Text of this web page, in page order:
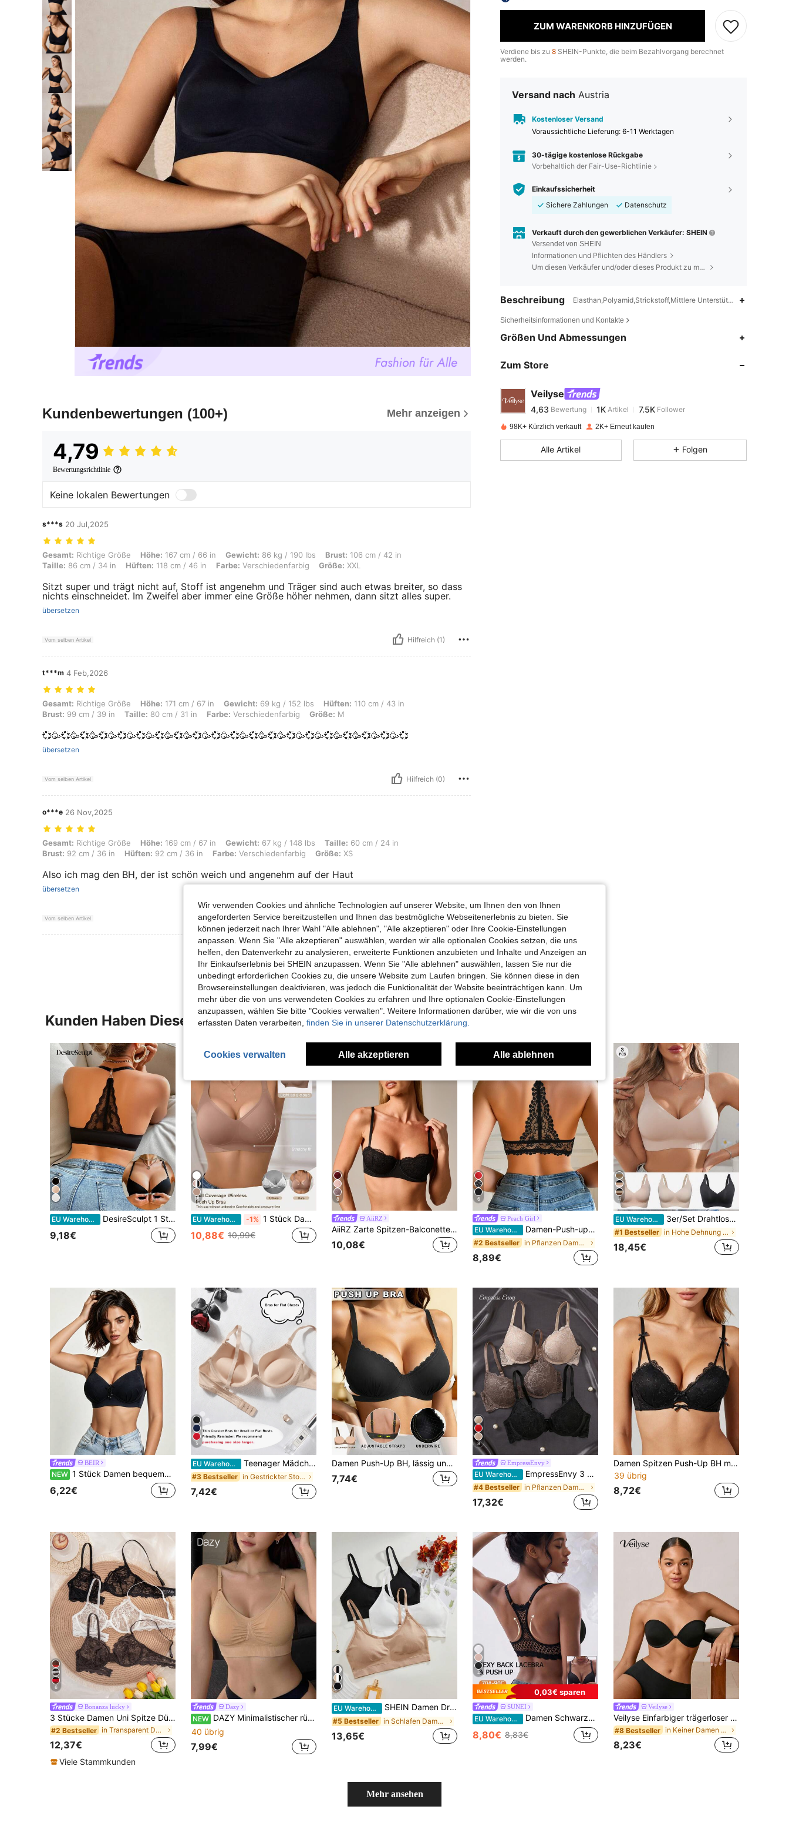
Kundenbewertungen (100+) Mehr anzeigen
4,79
Bewertungsrichtlinie
Keine lokalen Bewertungen
s***s 20 Jul,2025
Gesamt: Richtige Größe, Höhe: 167 cm / 66 in, Gewicht: 86 kg / 190 lbs, Brust: 106 cm / 42 in, Taille: 86 cm / 34 in, Hüften: 118 cm / 46 in, Farbe: Verschiedenfarbig, Größe: XXL
Gesamt: Richtige Größe Höhe: 167 cm / 66 in Gewicht: 86 kg / 190 lbs Brust: 106 cm / 42 in
Taille: 86 cm / 34 in Hüften: 118 cm / 46 in Farbe: Verschiedenfarbig Größe: XXL
Sitzt super und trägt nicht auf, Stoff ist angenehm und Träger sind auch etwas breiter, so dass
nichts einschneidet. Im Zweifel aber immer eine Größe höher nehmen, dann sitzt alles super.
übersetzen
Vom selben Artikel Hilfreich (1)
t***m 4 Feb,2026
Gesamt: Richtige Größe, Höhe: 171 cm / 67 in, Gewicht: 69 kg / 152 lbs, Hüften: 110 cm / 43 in, Brust: 99 cm / 39 in, Taille: 80 cm / 31 in, Farbe: Verschiedenfarbig, Größe: M
Gesamt: Richtige Größe Höhe: 171 cm / 67 in Gewicht: 69 kg / 152 lbs Hüften: 110 cm / 43 in
Brust: 99 cm / 39 in Taille: 80 cm / 31 in Farbe: Verschiedenfarbig Größe: M
💞🥳💞🥳💞🥳💞🥳💞🥳💞🥳💞🥳💞🥳💞🥳💞🥳💞🥳💞🥳💞🥳💞🥳💞🥳💞🥳💞🥳💞🥳💞🥳💞
übersetzen
Vom selben Artikel Hilfreich (0)
o***e 26 Nov,2025
Gesamt: Richtige Größe, Höhe: 169 cm / 67 in, Gewicht: 67 kg / 148 lbs, Taille: 60 cm / 24 in, Brust: 92 cm / 36 in, Hüften: 92 cm / 36 in, Farbe: Verschiedenfarbig, Größe: XS
Gesamt: Richtige Größe Höhe: 169 cm / 67 in Gewicht: 67 kg / 148 lbs Taille: 60 cm / 24 in
Brust: 92 cm / 36 in Hüften: 92 cm / 36 in Farbe: Verschiedenfarbig Größe: XS
Also ich mag den BH, der ist schön weich und angenehm auf der Haut
übersetzen
Vom selben Artikel Hilfreich (0)
Mehr Bewertungen Ansehen
ZUM WARENKORB HINZUFÜGEN
Verdiene bis zu 8 SHEIN-Punkte, die beim Bezahlvorgang berechnet
werden.
Versand nach Austria
Kostenloser Versand
Voraussichtliche Lieferung: 6-11 Werktagen
30-tägige kostenlose Rückgabe
Vorbehaltlich der Fair-Use-Richtlinie
Einkaufssicherheit
Sichere Zahlungen
Datenschutz
Verkauft durch den gewerblichen Verkäufer: SHEIN
Versendet von SHEIN
Informationen und Pflichten des Händlers
Um diesen Verkäufer und/oder dieses Produkt zu melden
Beschreibung Elasthan,Polyamid,Strickstoff,Mittlere Unterstützung
Sicherheitsinformationen und Kontakte
Größen Und Abmessungen
Zum Store
Veilyse
4,63
4,63Bewertung 1K
t***4bezahltVor 1 Tag
98K+ Kürzlich verkauft 2K+ Erneut kaufen
Alle Artikel Folgen
Kunden Haben Diese Artikel Auch Angeschaut
EU Warehouse DesireSculpt 1 Stück bequemer Frontverschluss-BH, hebt und stützt kleine Büste, minimiert Seitenwulst, verstellbar
9,18€
15
EU Warehouse -1% 1 Stück Damen minimalistischer, bequemer nahtloser Gelee-Gel-bügellos-BH mit abnehmbaren Pads
10,88€ 10,99€
8
AiiRZ
AiiRZ Zarte Spitzen-Balconette-BH mit Unterbügel-Unterstützung und dekorativem gezacktem Saum für eleganten Alltag
10,08€
6
Peach Girl
EU Warehouse Damen-Push-up-BH mit Vorderverschluss, Spitze und Bügel, schönes Rückendesign, atmungsaktiv & bequem, Lift & Push-up, geeignet für den täglichen Freizeitgebrauch, bequem & selbstbewusst
#2 Bestseller in Pflanzen Damen BHs & Bralettes
8,89€
4
EU Warehouse 3er/Set Drahtloser Jelly-BH, Bequem & Weich Damen Mode-BH, Alltagskleidung
#1 Bestseller in Hohe Dehnung Damen BHs & Bralettes
18,45€
BEIR
NEW 1 Stück Damen bequemes Schlaf-Set mit drahtfreiem weichem Cup, einfarbigem BH & Slip
6,22€
5
EU Warehouse Teenager Mädchen Studentin kleiner Büste Bügel-Push-Up-BH, einfarbiger minimalistischer Alltags-BH, weiche dicke gepolsterte Cups, bequeme atmungsaktive sexy Dessous, Empfehlung eine Nummer größer bestellen, Schulanfang
#3 Bestseller in Gestrickter Stoff Damen BHs & Bralettes
7,42€
Damen Push-Up BH, lässig und bequem, schwarze Spitzenwäsche, mit Bügel, sexy Damenunterwäsche, rückenfrei, verstellbare Träger, nahtlos, atmungsaktiv, für den täglichen Gebrauch
7,74€
8
EmpressEnvy
EU Warehouse EmpressEnvy 3 Stücke/Set Damen Unterbügel-BHs mit Spitze, sexy & bequem mit Lift und Halt
#4 Bestseller in Pflanzen Damen BHs & Bralettes
17,32€
Damen Spitzen Push-Up BH mit Schleifendetail, sexy tiefer V-Ausschnitt Bügel BH, geeignet für kleine Oberweite, Blumenmuster Spitzen Alltag Unterwäsche BH
39 übrig
8,72€
6
Bonanza lucky
3 Stücke Damen Uni Spitze Dünnschalen Unterstützendes BH Set
#2 Bestseller in Transparent Damen BHs & Bralettes
12,37€
Viele Stammkunden
Dazy
NEW DAZY Minimalistischer rückenfreier BH mit verstellbaren Spaghetti-Trägern und Kreuzrücken, leichter Push-up Damen-Wäsche
40 übrig
7,99€
EU Warehouse SHEIN Damen Drahtloser Bh In Einfarbigen Design (3 Stück / Set)
#5 Bestseller in Schlafen Damen BHs & Bralettes
13,65€
4
0,03€ sparen
SUNEI
EU Warehouse Damen Schwarzer Spitzen-Frontverschluss-BH - Sexy Camisole-Stil mit Lift-Up-Design
8,80€ 8,83€
Veilyse
Veilyse Einfarbiger trägerloser Bandeau-BH, BC-Körbchen, Lift & Enhance rückenfreier unsichtbarer BH für den Sommer
#8 Bestseller in Keiner Damen BHs & Bralettes
8,23€
Mehr ansehen
Wir verwenden Cookies und ähnliche Technologien auf unserer Website, um Ihnen den von Ihnen
angeforderten Service bereitzustellen und Ihnen das bestmögliche Webseitenerlebnis zu bieten. Sie
können jederzeit nach Ihrer Wahl "Alle ablehnen", "Alle akzeptieren" oder Ihre Cookie-Einstellungen
anpassen. Wenn Sie "Alle akzeptieren" auswählen, werden wir alle optionalen Cookies setzen, die uns
helfen, den Datenverkehr zu analysieren, erweiterte Funktionen anzubieten und Inhalte und Anzeigen an
Ihr Einkaufserlebnis bei SHEIN anzupassen. Wenn Sie "Alle ablehnen" auswählen, lassen Sie nur die
unbedingt erforderlichen Cookies zu, die unsere Website zum Laufen bringen. Sie können diese in den
Browsereinstellungen deaktivieren, was jedoch die Funktionalität der Website beeinträchtigen kann. Um
mehr über die von uns verwendeten Cookies zu erfahren und Ihre optionalen Cookie-Einstellungen
anzupassen, wählen Sie bitte "Cookies verwalten". Weitere Informationen darüber, wie wir die von uns
erfassten Daten verarbeiten, finden Sie in unserer Datenschutzerklärung.
Cookies verwalten Alle akzeptieren Alle ablehnen